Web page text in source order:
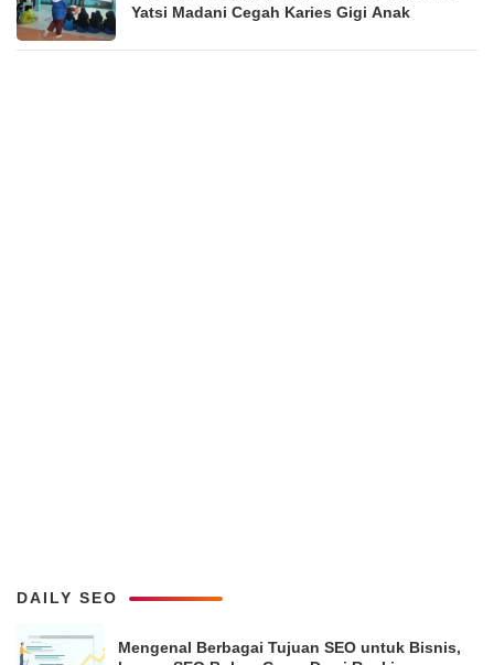
Yatsi Madani Cegah Karies Gigi Anak
DAILY SEO
Mengenal Berbagai Tujuan SEO untuk Bisnis,